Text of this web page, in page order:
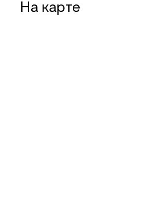
На карте